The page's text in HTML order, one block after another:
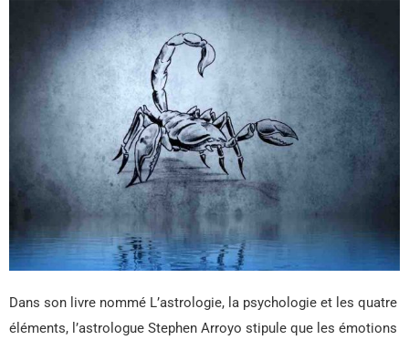
Dans son livre nommé L’astrologie, la psychologie et les quatre
éléments, l’astrologue Stephen Arroyo stipule que les émotions